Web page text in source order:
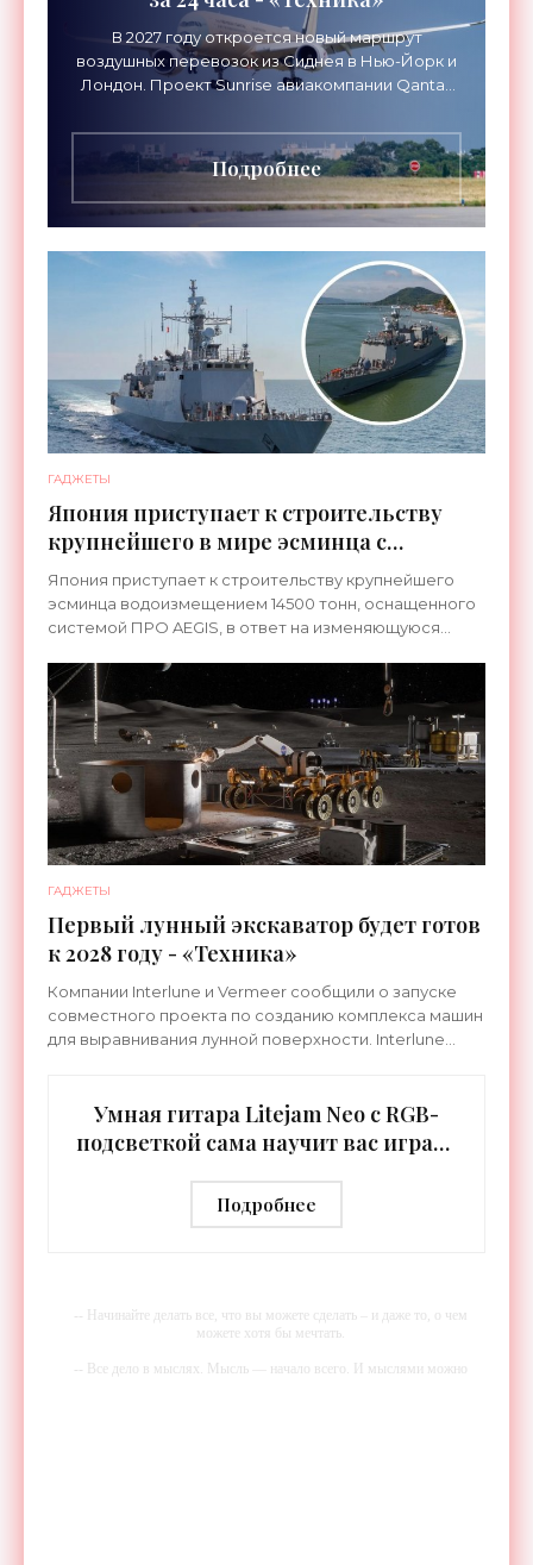
В 2027 году откроется новый маршрут
воздушных перевозок из Сиднея в Нью-Йорк и
Лондон. Проект Sunrise авиакомпании Qantas
длительностью до 24
Подробнее
ГАДЖЕТЫ
Япония приступает к строительству
крупнейшего в мире эсминца с
системой ПРО AEGIS - «Оружие»
Япония приступает к строительству крупнейшего
эсминца водоизмещением 14500 тонн, оснащенного
системой ПРО AEGIS, в ответ на изменяющуюся
ракетные
ГАДЖЕТЫ
Первый лунный экскаватор будет готов
к 2028 году - «Техника»
Компании Interlune и Vermeer сообщили о запуске
совместного проекта по созданию комплекса машин
для выравнивания лунной поверхности. Interlune
Умная гитара Litejam Neo с RGB-
подсветкой сама научит вас играть
Подробнее
-- Начинайте делать все, что вы можете сделать – и даже то, о чем
можете хотя бы мечтать.
-- Все дело в мыслях. Мысль — начало всего. И мыслями можно